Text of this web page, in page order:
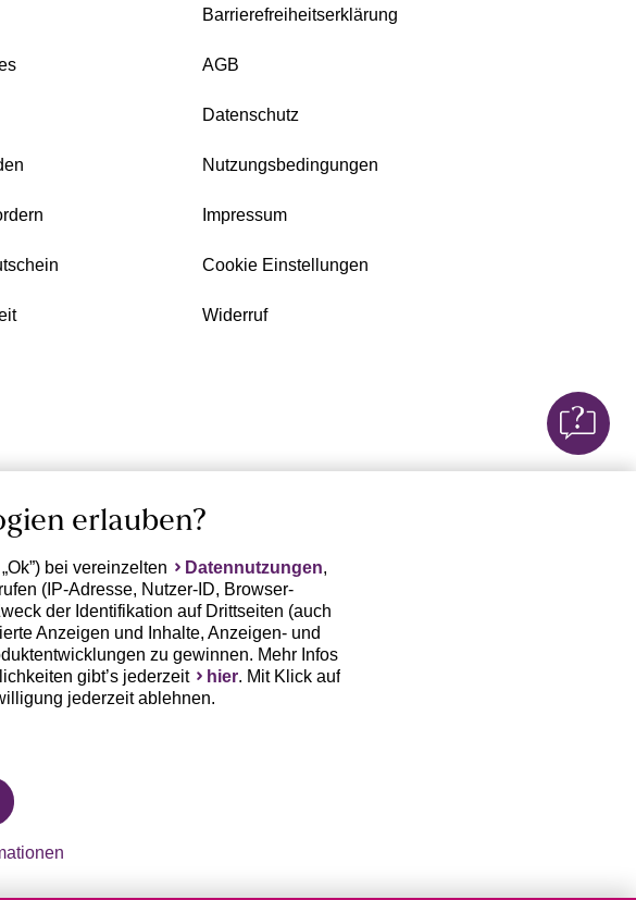
Barrierefreiheitserklärung
AGB
Datenschutz
Nutzungsbedingungen
Impressum
Cookie Einstellungen
Widerruf
erlauben?
bei vereinzelten Datennutzungen,
(IP-Adresse, Nutzer-ID, Browser-
der Identifikation auf Drittseiten (auch
Anzeigen und Inhalte, Anzeigen- und
zu gewinnen. Mehr Infos
gibt’s jederzeit
hier. Mit Klick auf
jederzeit ablehnen.
Daten (Trackingdaten) oder die
Werbung sowie auch zu eigenen
Daten, sondern auch deren